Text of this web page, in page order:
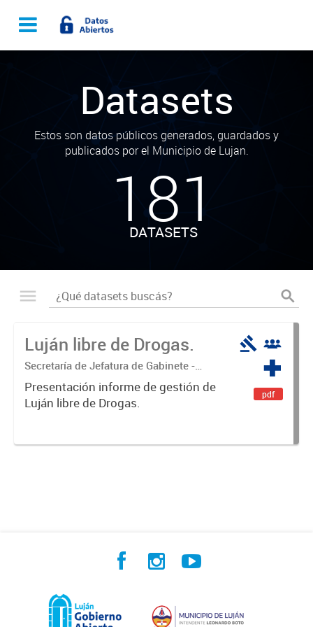
Datasets
Estos son datos públicos generados, guardados y
publicados por el Municipio de Lujan.
181
DATASETS
Luján libre de Drogas.
Secretaría de Jefatura de Gabinete -
Coordinación Luján Libre de Drogas
Presentación informe de gestión de
Luján libre de Drogas.
pdf